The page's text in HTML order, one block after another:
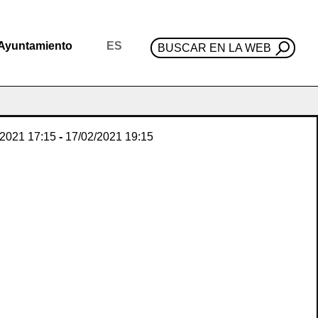
ES BUSCAR EN LA WEB
17:15 - 17/02/2021 19:15